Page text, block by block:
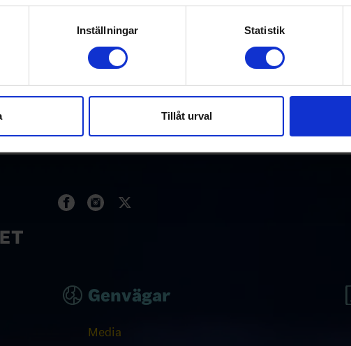
genom att aktivt skanna den för specifika kännetecken
dina personliga uppgifter behandlas och ställ in dina preferenser i
när som helst från cookie-förklaringen.
vår trafik. Vi vidarebefordrar även sådana identifierare och
annons- och analysföretag som vi samarbetar med. Dessa kan i sin
Inställningar Statistik
Tillåt urval
Genvägar
Media